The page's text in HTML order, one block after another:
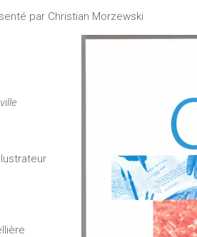
par Christian Morzewski